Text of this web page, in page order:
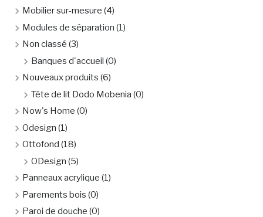
Mobilier sur-mesure (4)
Modules de séparation (1)
Non classé (3)
Banques d'accueil (0)
Nouveaux produits (6)
Tête de lit Dodo Mobenia (0)
Now's Home (0)
Odesign (1)
Ottofond (18)
ODesign (5)
Panneaux acrylique (1)
Parements bois (0)
Paroi de douche (0)